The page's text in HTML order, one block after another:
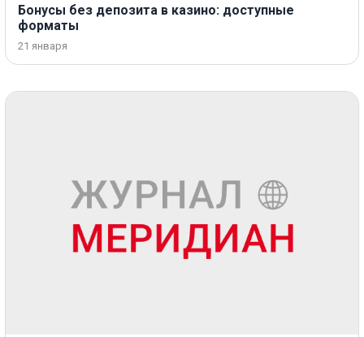
Бонусы без депозита в казино: доступные
форматы
21 января